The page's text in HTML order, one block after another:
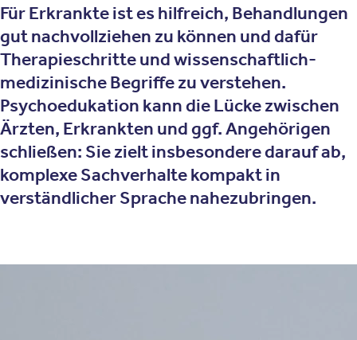
Für Erkrankte ist es hilfreich, Behandlungen
gut nachvollziehen zu können und dafür
Therapieschritte und wissenschaftlich-
medizinische Begriffe zu verstehen.
Psychoedukation kann die Lücke zwischen
Ärzten, Erkrankten und ggf. Angehörigen
schließen: Sie zielt insbesondere darauf ab,
komplexe Sachverhalte kompakt in
verständlicher Sprache nahezubringen.